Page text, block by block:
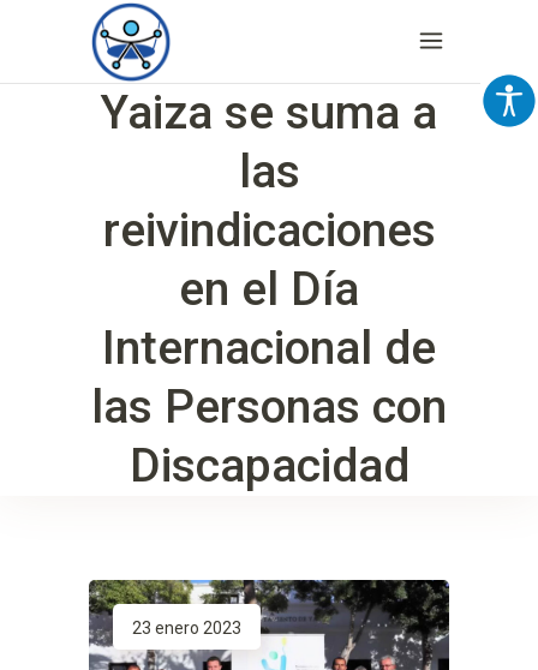
Yaiza se suma a
las
reivindicaciones
en el Día
Internacional de
las Personas con
Discapacidad
23 enero 2023